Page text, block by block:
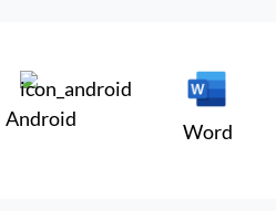
Android
Word